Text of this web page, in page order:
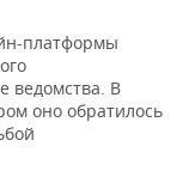
платформы
ведомства. В
оно обратилось